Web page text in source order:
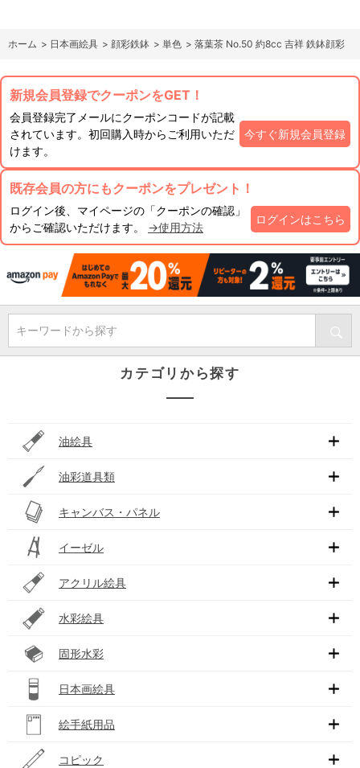
ホーム > 日本画絵具 > 顔彩鉄鉢 > 単色 > 落葉茶 No.50 約8cc 吉祥 鉄鉢顔彩
新規会員登録でクーポンをGET！
会員登録完了メールにクーポンコードが記載
されています。初回購入時からご利用いただ
けます。
今すぐ新規会員登録
既存会員の方にもクーポンをプレゼント！
ログイン後、マイページの「クーポンの確認」
からご確認いただけます。 →使用方法
ログインはこちら
キーワードから探す
カテゴリから探す
油絵具
油彩道具類
キャンバス・パネル
イーゼル
アクリル絵具
水彩絵具
固形水彩
日本画絵具
絵手紙用品
コピック